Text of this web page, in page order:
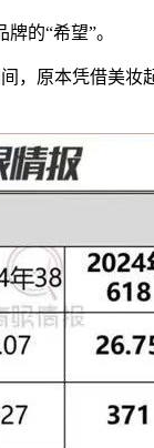
的“希望”。
，原本凭借美